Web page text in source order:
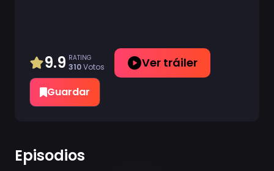
estudiantes: 1) Vivir por el resto de sus vidas
dentro de las paredes de la escuela, o, 2) intentar
escapar de esta "graduándose". Para graduarse
un estudiante tiene que realizar un "Asesinato
perfecto", matando a uno de sus compañeros sin
resto de los estudiantes serán "castigados".
9.9 RATING
310Votos Ver tráiler
Guardar
Episodios